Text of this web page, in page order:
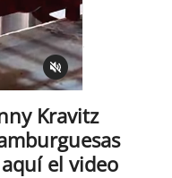
Kravitz
el video